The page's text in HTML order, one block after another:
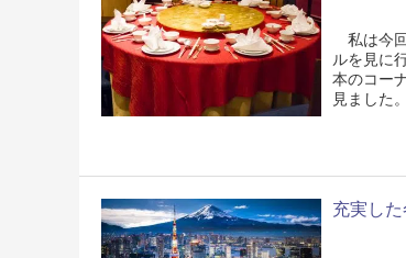
私は今
ルを見に
本のコー
見ました
充実し